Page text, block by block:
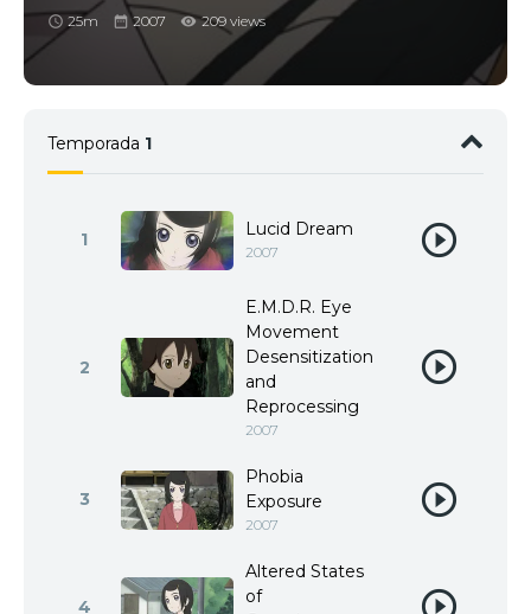
25m 2007 209 views
Temporada 1
1 Lucid Dream
2007
2
E.M.D.R. Eye
Movement
Desensitization
and
Reprocessing
2007
3
Phobia
Exposure
2007
4
Altered States
of